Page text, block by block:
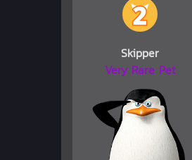
Skipper
Very Rare Pet